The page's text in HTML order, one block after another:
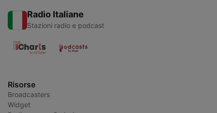
Radio Italiane
Stazioni radio e podcast
Risorse
Broadcasters
Widget